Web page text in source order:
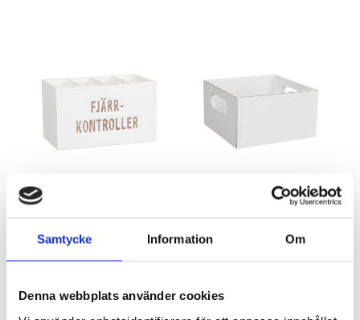
Samtycke Information Om
Denna webbplats använder cookies
Trälåda ”Fjärrkontroller”
10 x 17 cm
Logga in för att se pris
Trälåda med två handtag
17 x17 cm